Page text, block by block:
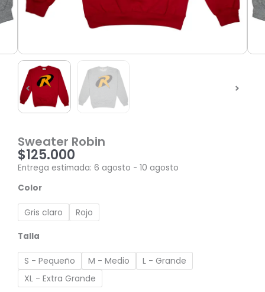
Sweater Robin
$125.000
Entrega estimada: 6 agosto - 10 agosto
Color
Gris claro Rojo
Talla
S - Pequeño M - Medio
L - Grande
XL - Extra Grande
Sweater
cantidad